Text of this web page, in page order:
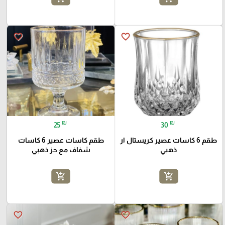
favorite_border
30 ₪
طقم 6 كاسات عصير كريستال ار
ذهبي
add_shopping_cart
favorite_border
25 ₪
طقم كاسات عصير 6 كاسات
شفاف مع حز ذهبي
add_shopping_cart
favorite_border
favorite_border